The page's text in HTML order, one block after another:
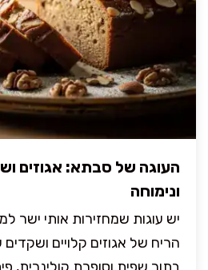
העוגה של סבתא: אגוזים
ונימוחה
יש עוגות שמחזירות אותי
הריח של אגוזים קלויים